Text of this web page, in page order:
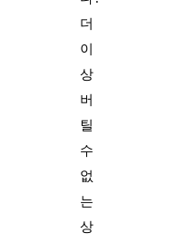
더
이
상
버
틸
수
없
는
상